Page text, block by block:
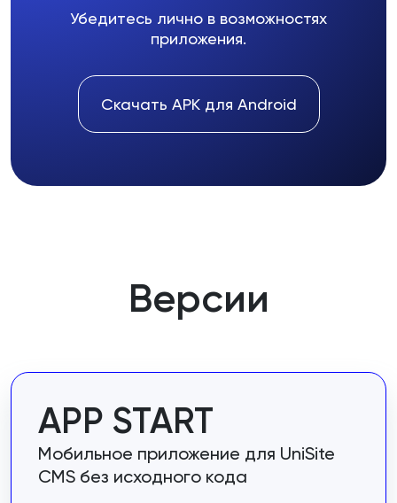
Убедитесь лично в возможностях
приложения.
Скачать APK для Android
Версии
APP START
Мобильное приложение для UniSite
CMS без исходного кода